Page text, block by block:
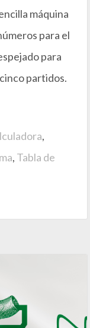
máquina
para el
para
partidos.
,
, Tabla de